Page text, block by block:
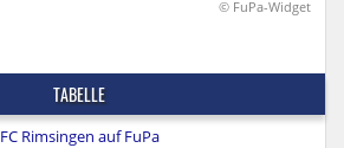
© FuPa-Widget
TABELLE
FC Rimsingen auf FuPa